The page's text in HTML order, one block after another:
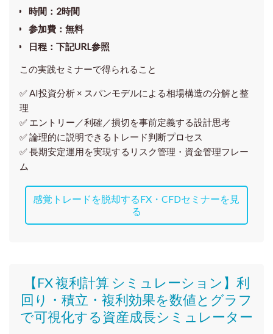
時間 ：2時間
参加費：無料
日程：下記URL参照
この実践セミナーで得られること
✅ AI投資分析 × スパンモデルによる相場構造の分解と整
理
✅ エントリー／利確／損切を事前定義する設計思考
✅ 論理的に説明できるトレード判断プロセス
✅ 長期安定運用を実現するリスク管理・資金管理フレー
ム
感覚トレードを脱却するFX・CFDセミナーを見
る
【FX 複利計算 シミュレーション】利
回り・積立・複利効果を数値とグラフ
で可視化する資産成長シミュレーター